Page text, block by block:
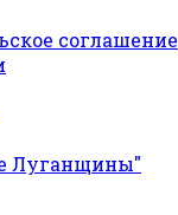
соглашение
Луганщины"